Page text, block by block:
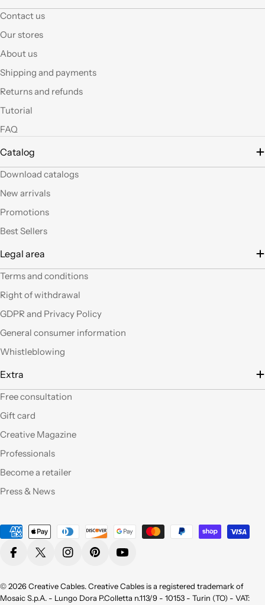
visitare il nuovo
vuote.Bravi contenute
pienamente
soddisfatta sia per la
qualità appunto ma
Consigliatissimo !
Grazie!
Contact us
Our stores
About us
Shipping and payments
Returns and refunds
Tutorial
FAQ
Catalog
Download catalogs
New arrivals
Promotions
Best Sellers
Legal area
Terms and conditions
Right of withdrawal
GDPR and Privacy Policy
General consumer information
Whistleblowing
Extra
Free consultation
Gift card
Creative Magazine
Professionals
Become a retailer
Press & News
Payment
methods
FacebookX (Twitter)InstagramPinterestYouTube
© 2026Creative Cables. Creative Cables is a registered trademark of
Mosaic S.p.A. - Lungo Dora P.Colletta n.113/9 - 10153 - Turin (TO) - VAT: